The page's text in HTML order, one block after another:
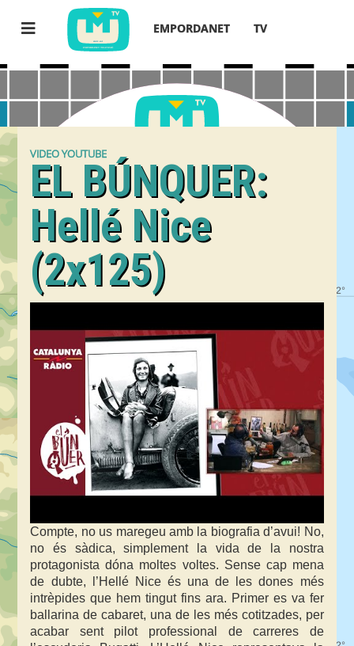
EMPORDANET TV
VIDEO YOUTUBE
EL BÚNQUER:
Hellé Nice
(2x125)
Compte, no us maregeu amb la biografia d’avui! No,
no és sàdica, simplement la vida de la nostra
protagonista dóna moltes voltes. Sense cap mena
de dubte, l’Hellé Nice és una de les dones més
intrèpides que hem tingut fins ara. Primer es va fer
ballarina de cabaret, una de les més cotitzades, per
acabar sent pilot professional de carreres de